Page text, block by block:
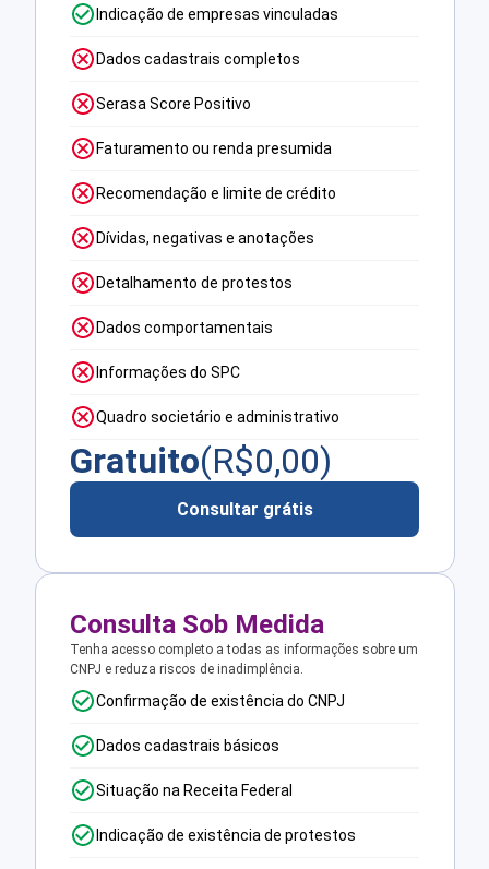
Indicação de empresas vinculadas
Dados cadastrais completos
Serasa Score Positivo
Faturamento ou renda presumida
Recomendação e limite de crédito
Dívidas, negativas e anotações
Detalhamento de protestos
Dados comportamentais
Informações do SPC
Quadro societário e administrativo
Gratuito(R$0,00)
Consultar grátis
Consulta Sob Medida
Tenha acesso completo a todas as informações sobre um
CNPJ e reduza riscos de inadimplência.
Confirmação de existência do CNPJ
Dados cadastrais básicos
Situação na Receita Federal
Indicação de existência de protestos